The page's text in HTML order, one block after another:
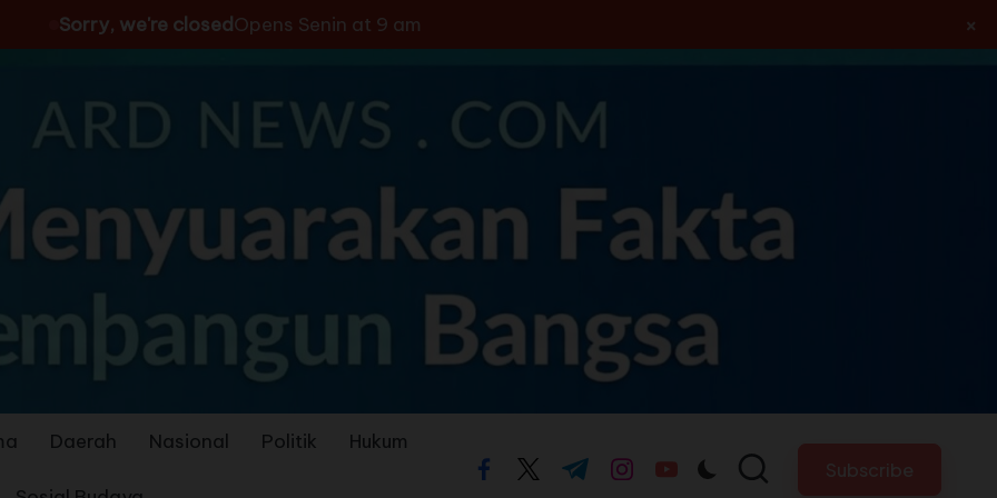
Sorry, we're closedOpens Senin at 9 am ×
Daerah Nasional Politik Hukum